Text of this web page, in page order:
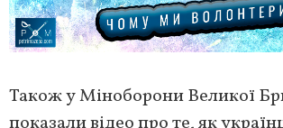
Також у Міноборони Великої